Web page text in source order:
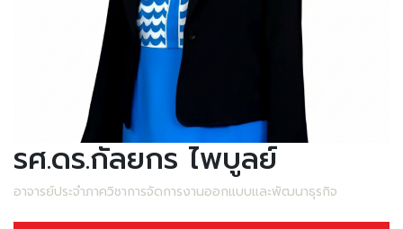
รศ.ดร.กัลยกร ไพบูลย์
อาจารย์ประจำภาควิชาการจัดการงานออกแบบและพัฒนาธุรกิจ